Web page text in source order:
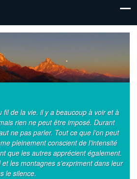
fil de la vie. il y a beaucoup à voir et à
rien ne peut être imposé. Durant
ne pas parler. Tout ce que l’on peut
pleinement conscient de l’intensité
que les autres apprécient également.
les montagnes s’expriment dans leur
le silence.